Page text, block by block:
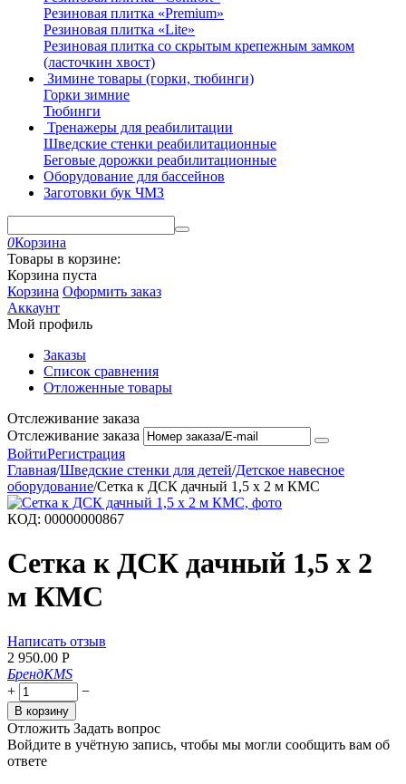
Резиновая плитка «Premium»
Резиновая плитка «Lite»
Резиновая плитка со скрытым крепежным замком
(ласточкин хвост)
Зимине товары (горки, тюбинги)
Горки зимние
Тюбинги
Тренажеры для реабилитации
Шведские стенки реабилитационные
Беговые дорожки реабилитационные
Оборудование для бассейнов
Заготовки бук ЧМЗ
0Корзина
Товары в корзине:
Корзина пуста
Корзина Оформить заказ
Аккаунт
Мой профиль
Заказы
Список сравнения
Отложенные товары
Отслеживание заказа
Отслеживание заказа
ВойтиРегистрация
Главная/Шведские стенки для детей/Детское навесное
оборудование/Сетка к ДСК дачный 1,5 х 2 м КМС
КОД: 00000000867
Сетка к ДСК дачный 1,5 х 2
м КМС
Написать отзыв
2 950.00 Р
БрендKMS
+
−
В корзину
Отложить Задать вопрос
Войдите в учётную запись, чтобы мы могли сообщить вам об
ответе